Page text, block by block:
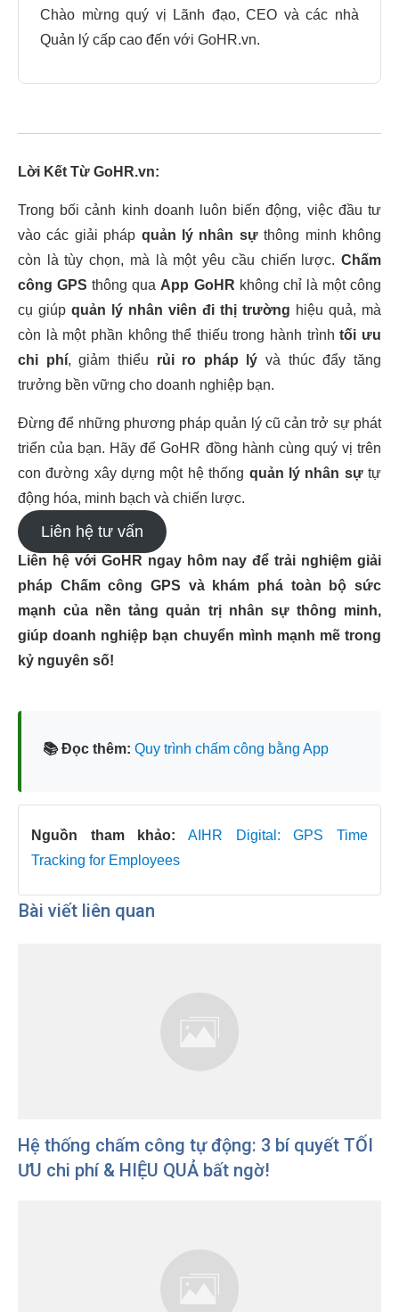
Chào mừng quý vị Lãnh đạo, CEO và các nhà
Quản lý cấp cao đến với GoHR.vn.
Lời Kết Từ GoHR.vn:
Trong bối cảnh kinh doanh luôn biến động, việc đầu tư
vào các giải pháp quản lý nhân sựthông minh không
còn là tùy chọn, mà là một yêu cầu chiến lược. Chấm
công GPS thông qua App GoHR không chỉ là một công
cụ giúp quản lý nhân viên đi thị trường hiệu quả, mà
còn là một phần không thể thiếu trong hành trìnhtối ưu
chi phí, giảm thiểu rủi ro pháp lý và thúc đẩy tăng
trưởng bền vững cho doanh nghiệp bạn.
Đừng để những phương pháp quản lý cũ cản trở sự phát
triển của bạn. Hãy để GoHR đồng hành cùng quý vị trên
con đường xây dựng một hệ thống quản lý nhân sựtự
động hóa, minh bạch và chiến lược.
Liên hệ tư vấn
Liên hệ với GoHR ngay hôm nay để trải nghiệm giải
pháp Chấm công GPS và khám phá toàn bộ sức
mạnh của nền tảng quản trị nhân sự thông minh,
giúp doanh nghiệp bạn chuyển mình mạnh mẽ trong
kỷ nguyên số!
📚 Đọc thêm: Quy trình chấm công bằng App
Nguồn tham khảo:
AIHR Digital: GPS Time
Tracking for Employees
Bài viết liên quan
Hệ thống chấm công tự động: 3 bí quyết TỐI
ƯU chi phí & HIỆU QUẢ bất ngờ!